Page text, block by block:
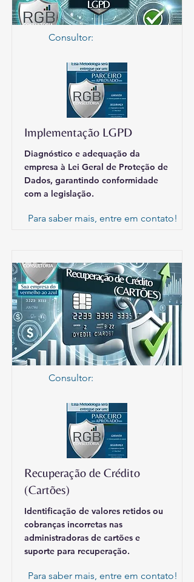
Consultor:
Implementação LGPD
Diagnóstico e adequação da
empresa à Lei Geral de Proteção de
Dados, garantindo conformidade
com a legislação.
Para saber mais, entre em contato!
Consultor:
Recuperação de Crédito
(Cartões)
Identificação de valores retidos ou
cobranças incorretas nas
administradoras de cartões e
suporte para recuperação.
Para saber mais, entre em contato!